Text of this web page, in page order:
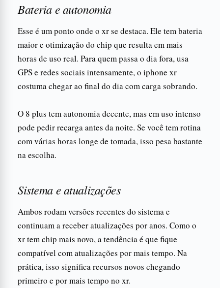
Bateria e autonomia
Esse é um ponto onde o xr se destaca. Ele tem bateria
maior e otimização do chip que resulta em mais
horas de uso real. Para quem passa o dia fora, usa
GPS e redes sociais intensamente, o iphone xr
costuma chegar ao final do dia com carga sobrando.
O 8 plus tem autonomia decente, mas em uso intenso
pode pedir recarga antes da noite. Se você tem rotina
com várias horas longe de tomada, isso pesa bastante
na escolha.
Sistema e atualizações
Ambos rodam versões recentes do sistema e
continuam a receber atualizações por anos. Como o
xr tem chip mais novo, a tendência é que fique
compatível com atualizações por mais tempo. Na
prática, isso significa recursos novos chegando
primeiro e por mais tempo no xr.